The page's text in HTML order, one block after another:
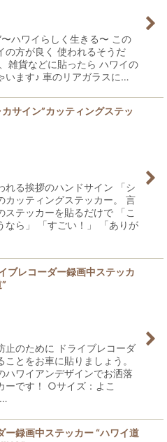
ハワイらしく生きる〜 この
の方が良く 使われるそうだ
雑貨などに貼ったら ハワイの
います♪ 車のリアガラスに…
サイン”カッティングステッ
れる挨拶のハンドサイン 「シ
カッティングステッカー。 言
ステッカーを貼るだけで 「こ
なら」 「すごい！」 「ありが
ブレコーダー録画中ステッカ
止のために ドライブレコーダ
ことをお車に貼りましょう。
ハワイアンデザインでお洒落
ーです！ ○サイズ：よこ
ー録画中ステッカー “ハワイ道